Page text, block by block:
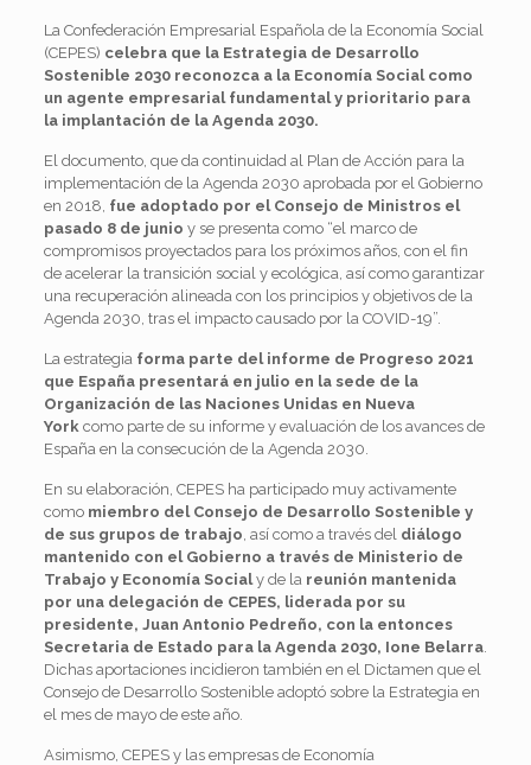
La Confederación Empresarial Española de la Economía Social
(CEPES) celebra que la Estrategia de Desarrollo
Sostenible 2030 reconozca a la Economía Social como
un agente empresarial fundamental y prioritario para
la implantación de la Agenda 2030.
El documento, que da continuidad al Plan de Acción para la
implementación de la Agenda 2030 aprobada por el Gobierno
en 2018, fue adoptado por el Consejo de Ministros el
pasado 8 de junio y se presenta como “el marco de
compromisos proyectados para los próximos años, con el fin
de acelerar la transición social y ecológica, así como garantizar
una recuperación alineada con los principios y objetivos de la
Agenda 2030, tras el impacto causado por la COVID-19”.
La estrategia forma parte del informe de Progreso 2021
que España presentará en julio en la sede de la
Organización de las Naciones Unidas en Nueva
York como parte de su informe y evaluación de los avances de
España en la consecución de la Agenda 2030.
En su elaboración, CEPES ha participado muy activamente
como miembro del Consejo de Desarrollo Sostenible y
de sus grupos de trabajo , así como a través del diálogo
mantenido con el Gobierno a través de Ministerio de
Trabajo y Economía Socialy de la reunión mantenida
por una delegación de CEPES, liderada por su
presidente, Juan Antonio Pedreño, con la entonces
Secretaria de Estado para la Agenda 2030, Ione Belarra.
Dichas aportaciones incidieron también en el Dictamen que el
Consejo de Desarrollo Sostenible adoptó sobre la Estrategia en
el mes de mayo de este año.
Asimismo, CEPES y las empresas de Economía